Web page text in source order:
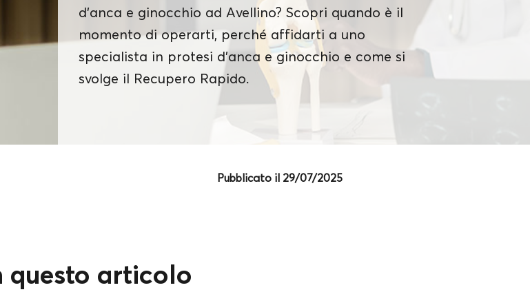
d’anca e ginocchio ad Avellino? Scopri quando è il
momento di operarti, perché affidarti a uno
specialista in protesi d’anca e ginocchio e come si
svolge il Recupero Rapido.
Pubblicato il 29/07/2025
questo articolo